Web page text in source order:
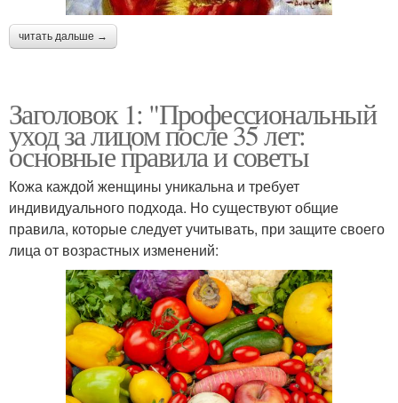
читать дальше →
Заголовок 1: "Профессиональный
уход за лицом после 35 лет:
основные правила и советы
Кожа каждой женщины уникальна и требует
индивидуального подхода. Но существуют общие
правила, которые следует учитывать, при защите своего
лица от возрастных изменений: